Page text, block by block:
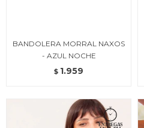
BANDOLERA MORRAL NAXOS
- AZUL NOCHE
$ 1.959